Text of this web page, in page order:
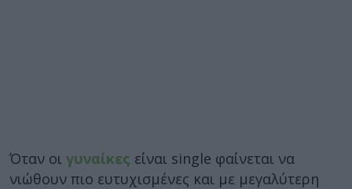
Όταν οι γυναίκες είναι single φαίνεται να
νιώθουν πιο ευτυχισμένες και με μεγαλύτερη